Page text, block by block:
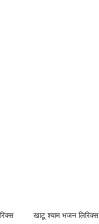
खाटू श्याम भजन लिरिक्स